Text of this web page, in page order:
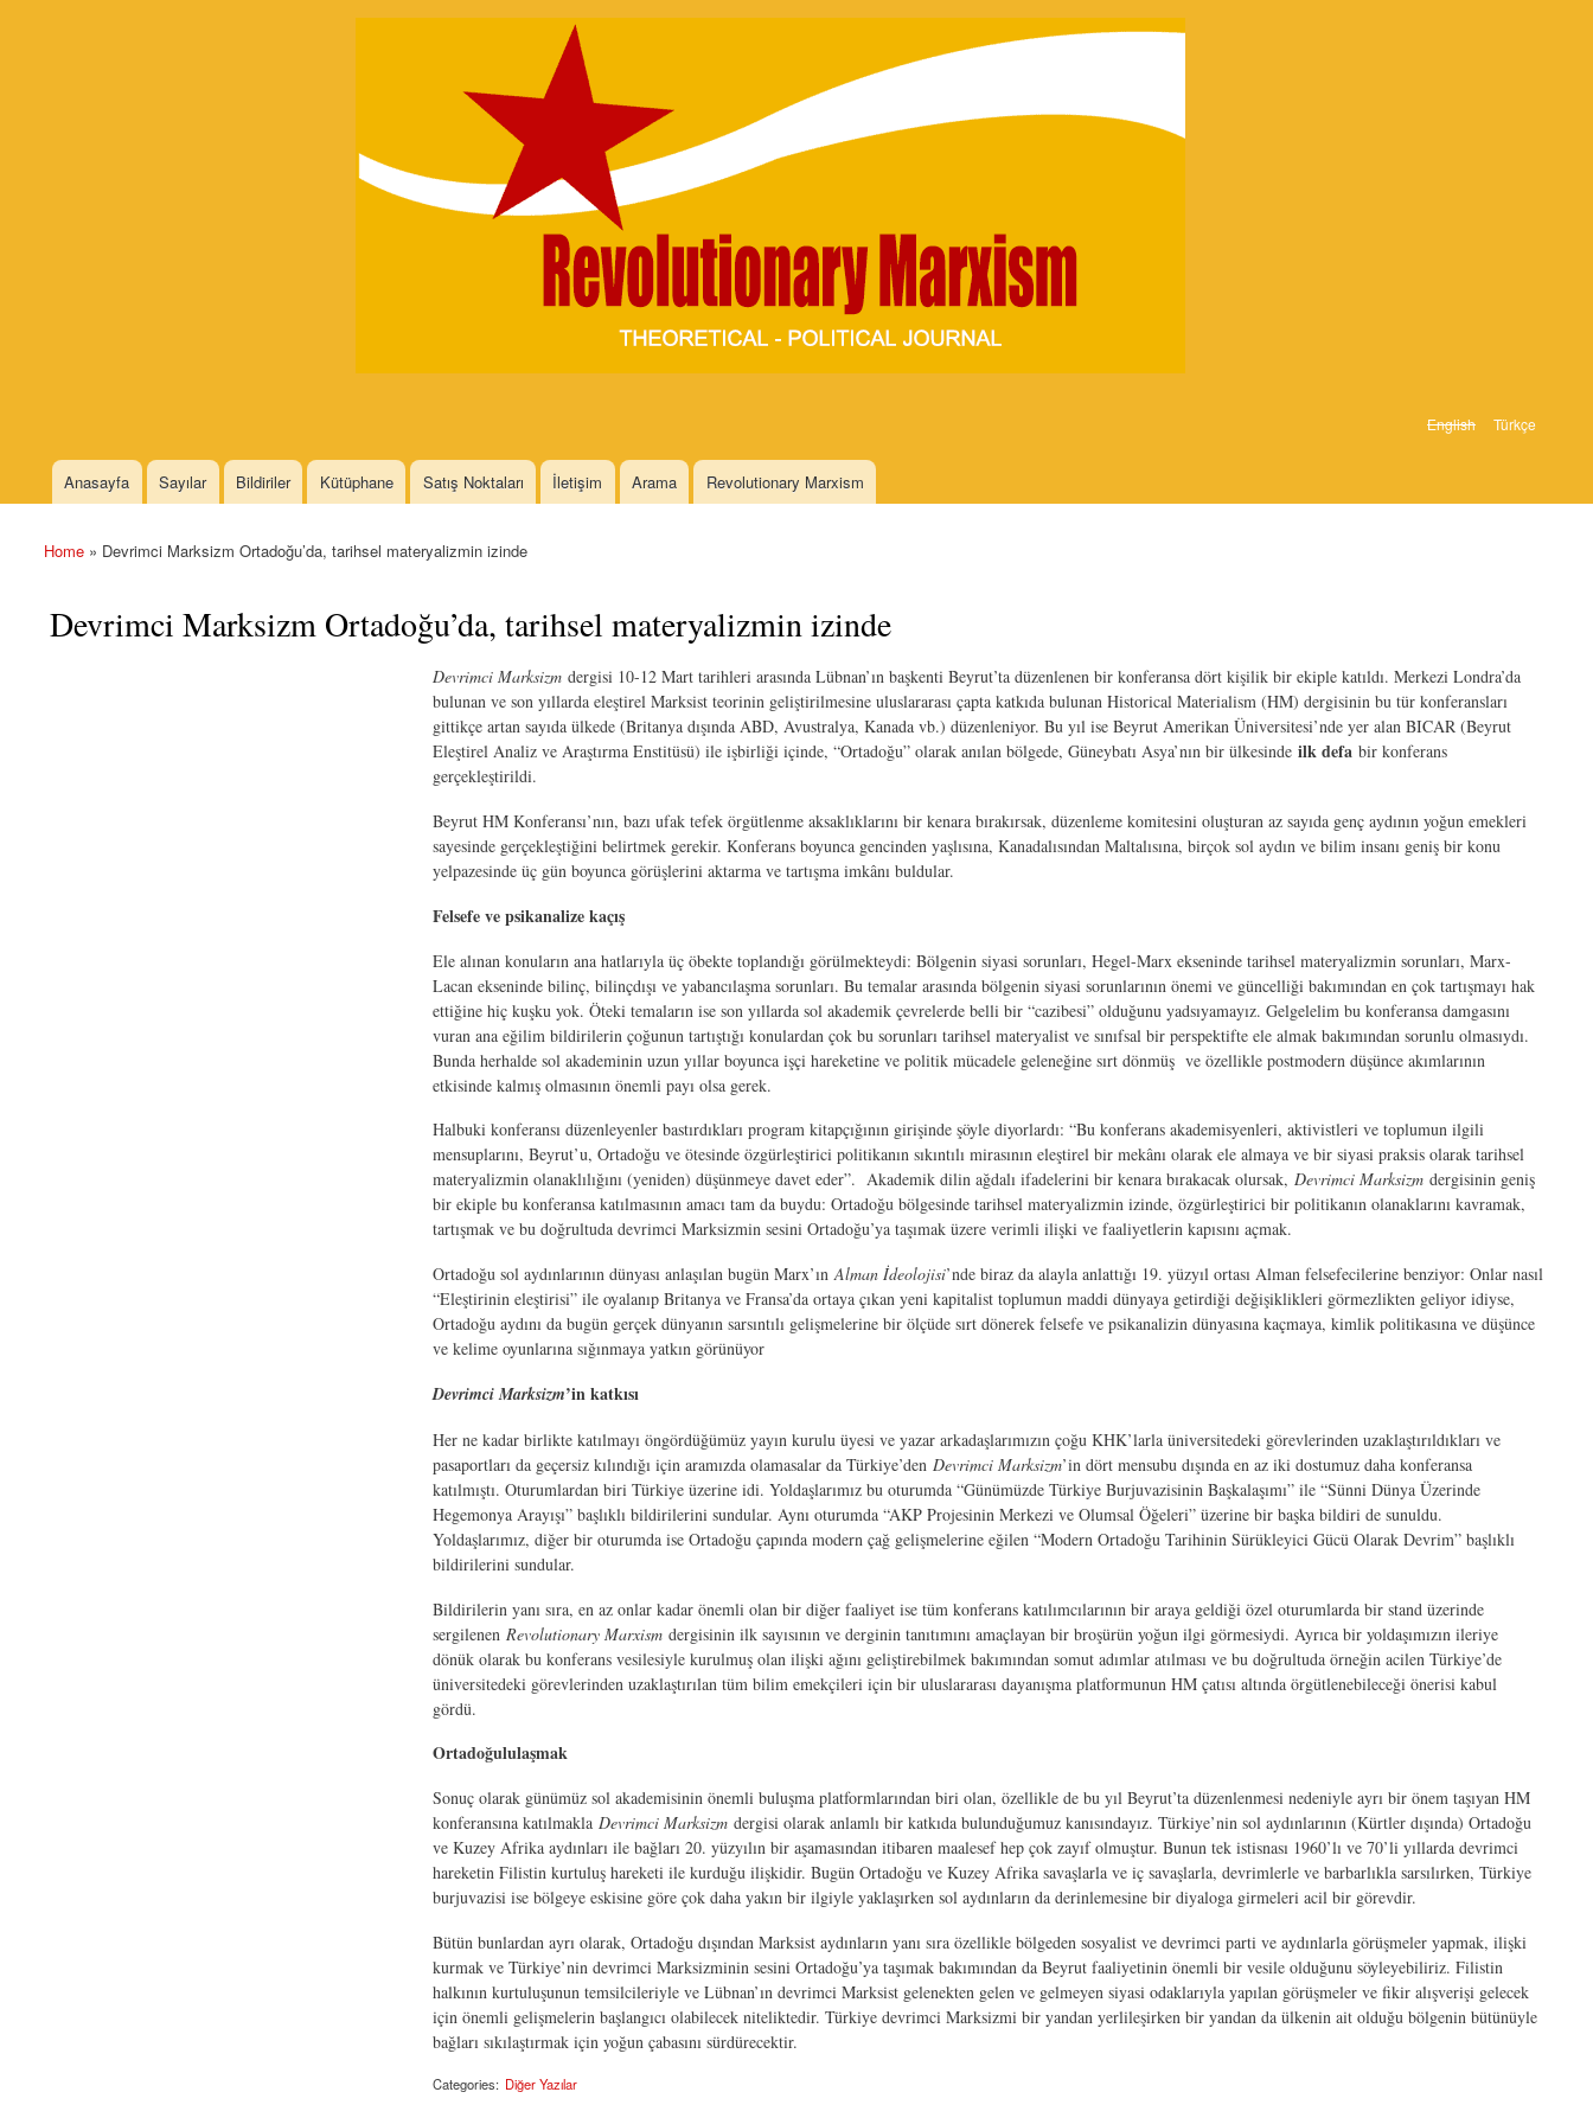
Skip to
English Türkçe
Main menu
Anasayfa Sayılar Bildiriler Kütüphane Satış Noktaları İletişim Arama Revolutionary Marxism
You are here
Home » Devrimci Marksizm Ortadoğu’da, tarihsel materyalizmin izinde
Devrimci Marksizm Ortadoğu’da, tarihsel materyalizmin izinde
Devrimci Marksizmdergisi 10-12 Mart tarihleri arasında Lübnan’ın başkenti Beyrut’ta düzenlenen bir konferansa dört kişilik bir ekiple katıldı. Merkezi Londra’da
bulunan ve son yıllarda eleştirel Marksist teorinin geliştirilmesine uluslararası çapta katkıda bulunan Historical Materialism (HM) dergisinin bu tür konferansları
gittikçe artan sayıda ülkede (Britanya dışında ABD, Avustralya, Kanada vb.) düzenleniyor. Bu yıl ise Beyrut Amerikan Üniversitesi’nde yer alan BICAR (Beyrut
Eleştirel Analiz ve Araştırma Enstitüsü) ile işbirliği içinde, “Ortadoğu” olarak anılan bölgede, Güneybatı Asya’nın bir ülkesinde ilk defabir konferans
gerçekleştirildi.
Beyrut HM Konferansı’nın, bazı ufak tefek örgütlenme aksaklıklarını bir kenara bırakırsak, düzenleme komitesini oluşturan az sayıda genç aydının yoğun emekleri
sayesinde gerçekleştiğini belirtmek gerekir. Konferans boyunca gencinden yaşlısına, Kanadalısından Maltalısına, birçok sol aydın ve bilim insanı geniş bir konu
yelpazesinde üç gün boyunca görüşlerini aktarma ve tartışma imkânı buldular.
Felsefe ve psikanalize kaçış
Ele alınan konuların ana hatlarıyla üç öbekte toplandığı görülmekteydi: Bölgenin siyasi sorunları, Hegel-Marx ekseninde tarihsel materyalizmin sorunları, Marx-
Lacan ekseninde bilinç, bilinçdışı ve yabancılaşma sorunları. Bu temalar arasında bölgenin siyasi sorunlarının önemi ve güncelliği bakımından en çok tartışmayı hak
ettiğine hiç kuşku yok. Öteki temaların ise son yıllarda sol akademik çevrelerde belli bir “cazibesi” olduğunu yadsıyamayız. Gelgelelim bu konferansa damgasını
vuran ana eğilim bildirilerin çoğunun tartıştığı konulardan çok bu sorunları tarihsel materyalist ve sınıfsal bir perspektifte ele almak bakımından sorunlu olmasıydı.
Bunda herhalde sol akademinin uzun yıllar boyunca işçi hareketine ve politik mücadele geleneğine sırt dönmüş ve özellikle postmodern düşünce akımlarının
etkisinde kalmış olmasının önemli payı olsa gerek.
Halbuki konferansı düzenleyenler bastırdıkları program kitapçığının girişinde şöyle diyorlardı: “Bu konferans akademisyenleri, aktivistleri ve toplumun ilgili
mensuplarını, Beyrut’u, Ortadoğu ve ötesinde özgürleştirici politikanın sıkıntılı mirasının eleştirel bir mekânı olarak ele almaya ve bir siyasi praksis olarak tarihsel
materyalizmin olanaklılığını (yeniden) düşünmeye davet eder”. Akademik dilin ağdalı ifadelerini bir kenara bırakacak olursak, Devrimci Marksizmdergisinin geniş
bir ekiple bu konferansa katılmasının amacı tam da buydu: Ortadoğu bölgesinde tarihsel materyalizmin izinde, özgürleştirici bir politikanın olanaklarını kavramak,
tartışmak ve bu doğrultuda devrimci Marksizmin sesini Ortadoğu’ya taşımak üzere verimli ilişki ve faaliyetlerin kapısını açmak.
Ortadoğu sol aydınlarının dünyası anlaşılan bugün Marx’ınAlman İdeolojisi’nde biraz da alayla anlattığı 19. yüzyıl ortası Alman felsefecilerine benziyor: Onlar nasıl
“Eleştirinin eleştirisi” ile oyalanıp Britanya ve Fransa’da ortaya çıkan yeni kapitalist toplumun maddi dünyaya getirdiği değişiklikleri görmezlikten geliyor idiyse,
Ortadoğu aydını da bugün gerçek dünyanın sarsıntılı gelişmelerine bir ölçüde sırt dönerek felsefe ve psikanalizin dünyasına kaçmaya, kimlik politikasına ve düşünce
ve kelime oyunlarına sığınmaya yatkın görünüyor
Devrimci Marksizm’in katkısı
Her ne kadar birlikte katılmayı öngördüğümüz yayın kurulu üyesi ve yazar arkadaşlarımızın çoğu KHK’larla üniversitedeki görevlerinden uzaklaştırıldıkları ve
pasaportları da geçersiz kılındığı için aramızda olamasalar da Türkiye’den Devrimci Marksizm’in dört mensubu dışında en az iki dostumuz daha konferansa
katılmıştı. Oturumlardan biri Türkiye üzerine idi. Yoldaşlarımız bu oturumda “Günümüzde Türkiye Burjuvazisinin Başkalaşımı” ile “Sünni Dünya Üzerinde
Hegemonya Arayışı” başlıklı bildirilerini sundular. Aynı oturumda “AKP Projesinin Merkezi ve Olumsal Öğeleri” üzerine bir başka bildiri de sunuldu.
Yoldaşlarımız, diğer bir oturumda ise Ortadoğu çapında modern çağ gelişmelerine eğilen “Modern Ortadoğu Tarihinin Sürükleyici Gücü Olarak Devrim” başlıklı
bildirilerini sundular.
Bildirilerin yanı sıra, en az onlar kadar önemli olan bir diğer faaliyet ise tüm konferans katılımcılarının bir araya geldiği özel oturumlarda bir stand üzerinde
sergilenen Revolutionary Marxismdergisinin ilk sayısının ve derginin tanıtımını amaçlayan bir broşürün yoğun ilgi görmesiydi. Ayrıca bir yoldaşımızın ileriye
dönük olarak bu konferans vesilesiyle kurulmuş olan ilişki ağını geliştirebilmek bakımından somut adımlar atılması ve bu doğrultuda örneğin acilen Türkiye’de
üniversitedeki görevlerinden uzaklaştırılan tüm bilim emekçileri için bir uluslararası dayanışma platformunun HM çatısı altında örgütlenebileceği önerisi kabul
gördü.
Ortadoğululaşmak
Sonuç olarak günümüz sol akademisinin önemli buluşma platformlarından biri olan, özellikle de bu yıl Beyrut’ta düzenlenmesi nedeniyle ayrı bir önem taşıyan HM
konferansına katılmakla Devrimci Marksizmdergisi olarak anlamlı bir katkıda bulunduğumuz kanısındayız. Türkiye’nin sol aydınlarının (Kürtler dışında) Ortadoğu
ve Kuzey Afrika aydınları ile bağları 20. yüzyılın bir aşamasından itibaren maalesef hep çok zayıf olmuştur. Bunun tek istisnası 1960’lı ve 70’li yıllarda devrimci
hareketin Filistin kurtuluş hareketi ile kurduğu ilişkidir. Bugün Ortadoğu ve Kuzey Afrika savaşlarla ve iç savaşlarla, devrimlerle ve barbarlıkla sarsılırken, Türkiye
burjuvazisi ise bölgeye eskisine göre çok daha yakın bir ilgiyle yaklaşırken sol aydınların da derinlemesine bir diyaloga girmeleri acil bir görevdir.
Bütün bunlardan ayrı olarak, Ortadoğu dışından Marksist aydınların yanı sıra özellikle bölgeden sosyalist ve devrimci parti ve aydınlarla görüşmeler yapmak, ilişki
kurmak ve Türkiye’nin devrimci Marksizminin sesini Ortadoğu’ya taşımak bakımından da Beyrut faaliyetinin önemli bir vesile olduğunu söyleyebiliriz. Filistin
halkının kurtuluşunun temsilcileriyle ve Lübnan’ın devrimci Marksist gelenekten gelen ve gelmeyen siyasi odaklarıyla yapılan görüşmeler ve fikir alışverişi gelecek
için önemli gelişmelerin başlangıcı olabilecek niteliktedir. Türkiye devrimci Marksizmi bir yandan yerlileşirken bir yandan da ülkenin ait olduğu bölgenin bütünüyle
bağları sıkılaştırmak için yoğun çabasını sürdürecektir.
Categories: Diğer Yazılar